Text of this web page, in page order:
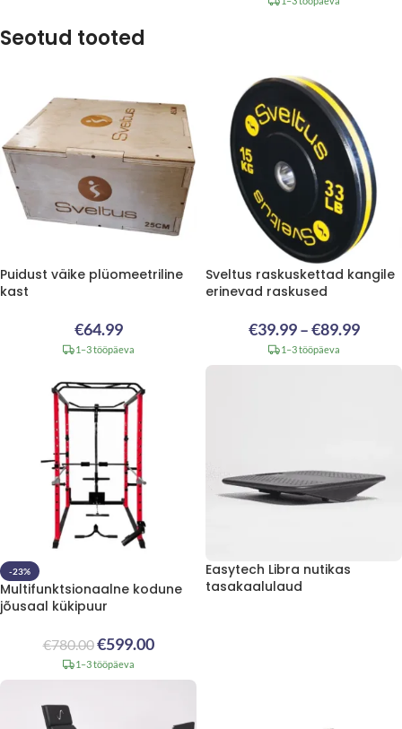
Seotud tooted
Puidust väike plüomeetriline
kast
€64.99
1–3 tööpäeva
Sveltus raskuskettad kangile
erinevad raskused
€39.99 –€89.99
1–3 tööpäeva
-23%
Multifunktsionaalne kodune
jõusaal kükipuur
€780.00€599.00
1–3 tööpäeva
Easytech Libra nutikas
tasakaalulaud